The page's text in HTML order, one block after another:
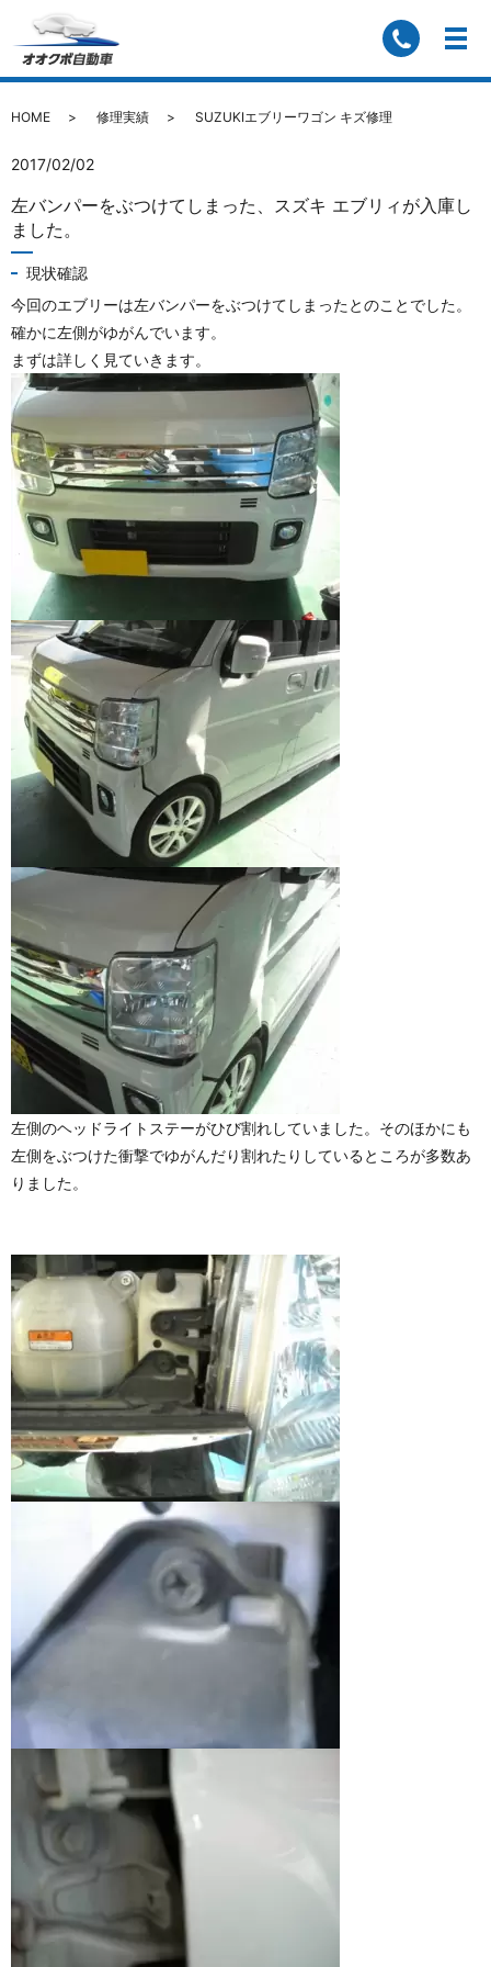
SUZUKIエブリーワゴン キズ修理
HOME 修理実績 SUZUKIエブリーワゴン キズ修理
2017/02/02
左バンパーをぶつけてしまった、スズキ エブリィが入庫し
ました。
現状確認
今回のエブリーは左バンパーをぶつけてしまったとのことでした。
確かに左側がゆがんでいます。
まずは詳しく見ていきます。
左側のヘッドライトステーがひび割れしていました。そのほかにも
左側をぶつけた衝撃でゆがんだり割れたりしているところが多数あ
りました。